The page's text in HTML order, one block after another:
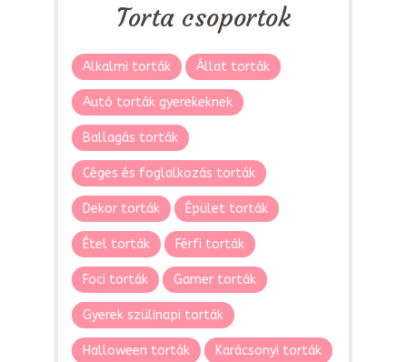
Torta csoportok
Alkalmi torták Állat torták
Autó torták gyerekeknek
Ballagás torták
Céges és foglalkozás torták
Dekor torták Épület torták
Étel torták Férfi torták
Foci torták Gamer torták
Gyerek szülinapi torták
Halloween torták Karácsonyi torták